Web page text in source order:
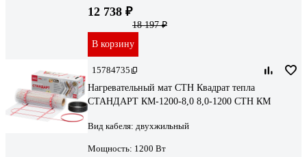
12 738 ₽
18 197 ₽
В корзину
15784735
Нагревательный мат СТН Квадрат тепла
СТАНДАРТ КМ-1200-8,0 8,0-1200 СТН КМ
Вид кабеля: двухжильный
Мощность: 1200 Вт